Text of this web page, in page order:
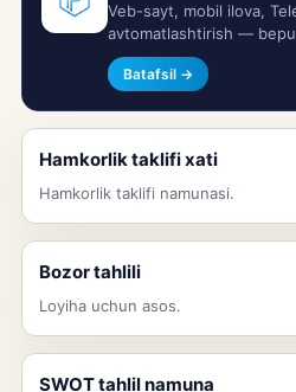
Veb-sayt, mobil ilova,
avtomatlashtirish —
Batafsil →
Hamkorlik taklifi xati
Hamkorlik taklifi namunasi.
Bozor tahlili
Loyiha uchun asos.
SWOT tahlil namuna